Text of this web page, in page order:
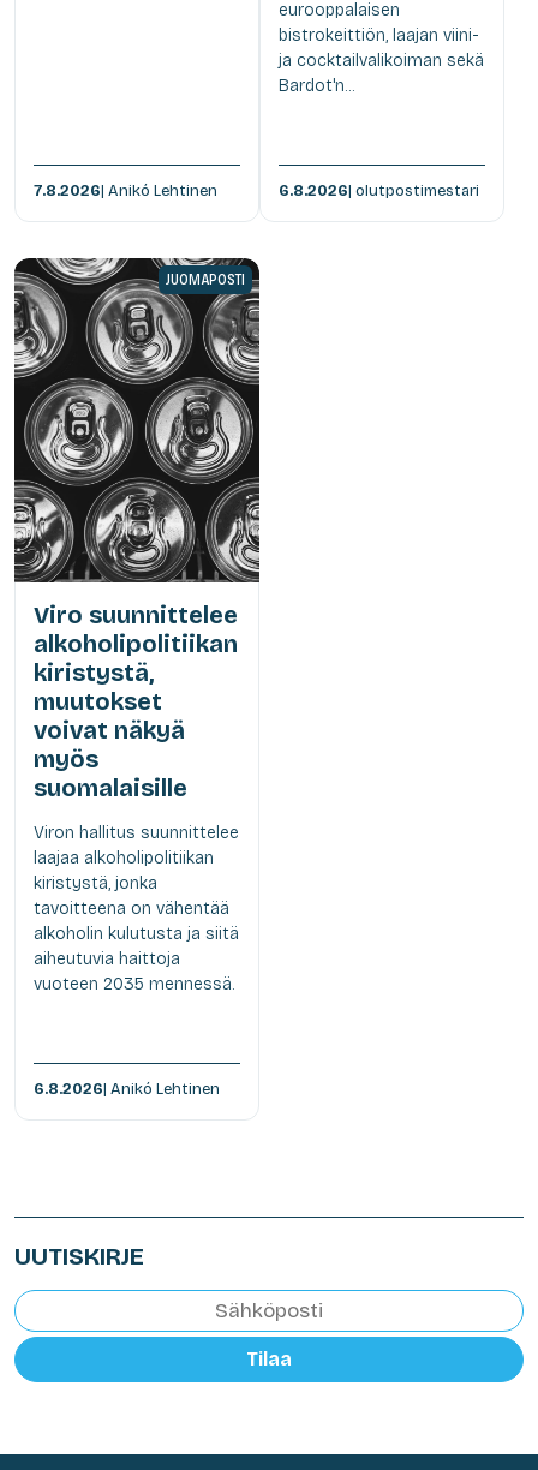
7.8.2026| Anikó Lehtinen
eurooppalaisen
bistrokeittiön, laajan viini-
ja cocktailvalikoiman sekä
Bardot'n...
6.8.2026| olutpostimestari
JUOMAPOSTI
Viro suunnittelee
alkoholipolitiikan
kiristystä,
muutokset
voivat näkyä
myös
suomalaisille
Viron hallitus suunnittelee
laajaa alkoholipolitiikan
kiristystä, jonka
tavoitteena on vähentää
alkoholin kulutusta ja siitä
aiheutuvia haittoja
vuoteen 2035 mennessä.
6.8.2026| Anikó Lehtinen
UUTISKIRJE
Tilaa